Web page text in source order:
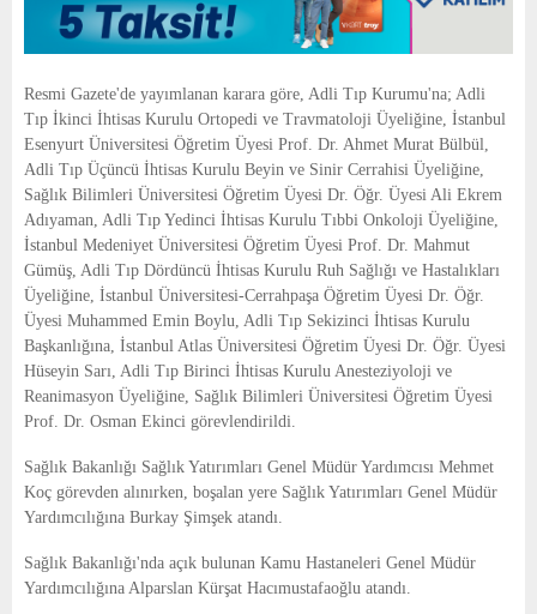
E
N
U
Resmi Gazete'de yayımlanan karara göre, Adli Tıp Kurumu'na; Adli
Tıp İkinci İhtisas Kurulu Ortopedi ve Travmatoloji Üyeliğine, İstanbul
Esenyurt Üniversitesi Öğretim Üyesi Prof. Dr. Ahmet Murat Bülbül,
Adli Tıp Üçüncü İhtisas Kurulu Beyin ve Sinir Cerrahisi Üyeliğine,
Sağlık Bilimleri Üniversitesi Öğretim Üyesi Dr. Öğr. Üyesi Ali Ekrem
Adıyaman, Adli Tıp Yedinci İhtisas Kurulu Tıbbi Onkoloji Üyeliğine,
İstanbul Medeniyet Üniversitesi Öğretim Üyesi Prof. Dr. Mahmut
Gümüş, Adli Tıp Dördüncü İhtisas Kurulu Ruh Sağlığı ve Hastalıkları
Üyeliğine, İstanbul Üniversitesi-Cerrahpaşa Öğretim Üyesi Dr. Öğr.
Üyesi Muhammed Emin Boylu, Adli Tıp Sekizinci İhtisas Kurulu
Başkanlığına, İstanbul Atlas Üniversitesi Öğretim Üyesi Dr. Öğr. Üyesi
Hüseyin Sarı, Adli Tıp Birinci İhtisas Kurulu Anesteziyoloji ve
Reanimasyon Üyeliğine, Sağlık Bilimleri Üniversitesi Öğretim Üyesi
Prof. Dr. Osman Ekinci görevlendirildi.
Sağlık Bakanlığı Sağlık Yatırımları Genel Müdür Yardımcısı Mehmet
Koç görevden alınırken, boşalan yere Sağlık Yatırımları Genel Müdür
Yardımcılığına Burkay Şimşek atandı.
Sağlık Bakanlığı'nda açık bulunan Kamu Hastaneleri Genel Müdür
Yardımcılığına Alparslan Kürşat Hacımustafaoğlu atandı.